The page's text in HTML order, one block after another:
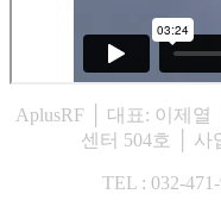
AplusRF │ 대표: 이제
센터 504호 │ 사
TEL : 032-